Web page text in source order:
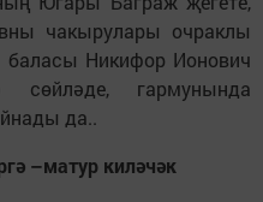
чакырулары очраклы
Никифор Ионович
сөйләде, гармунында
да..
–матур киләчәк